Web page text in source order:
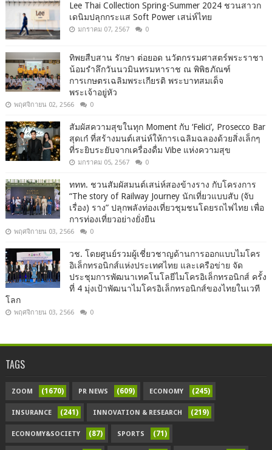
Lee Thai Collection Spring-Summer 2024 ชวนสาวก
เดนิมปลุกกระแส Soft Power เสน่ห์ไทย
มกราคม 07, 2567 0
ทิพยสืบสาน รักษา ต่อยอด นวัตกรรมศาสตร์พระราชา
น้อมรำลึกวันนวมินทรมหาราช ณ พิพิธภัณฑ์
การเกษตรเฉลิมพระเกียรติ พระบาทสมเด็จ
พระเจ้าอยู่หัว
พฤศจิกายน 02, 2566 0
สัมผัสความสุขในทุก Moment กับ ‘Felici’, Prosecco Bar
สุดเก๋ ที่สร้างมนต์เสน่ห์ให้การเฉลิมฉลองด้วยสิ่งเล็กๆ
ที่ระยิบระยับจากเครื่องดื่ม Vibe แห่งความสุข
มกราคม 05, 2567 0
ททท. ชวนสัมผัสมนต์เสน่ห์สองข้างราง กับโครงการ
“The story of Railway Journey นักเที่ยวแบบสับ (จับ
เรื่อง) ราง” ปลุกพลังท่องเที่ยวชุมชนโดยรถไฟไทย เพื่อ
การท่องเที่ยวอย่างยั่งยืน
พฤศจิกายน 03, 2566 0
วช. โดยศูนย์รวมผู้เชี่ยวชาญด้านการออกแบบไมโคร
อิเล็กทรอนิกส์แห่งประเทศไทย และเครือข่าย จัด
ประชุมการพัฒนาเทคโนโลยีไมโครอิเล็กทรอนิกส์ ครั้ง
ที่ 4 มุ่งเป้าพัฒนาไมโครอิเล็กทรอนิกส์ของไทยในเวที
โลก
พฤศจิกายน 03, 2566 0
TAGS
ZOOM (1670) PR NEWS (609) ECONOMY (245)
INSURANCE (241) INNOVATION & RESEARCH (219)
ECONOMY&SOCIETY (87) SPORTS (71)